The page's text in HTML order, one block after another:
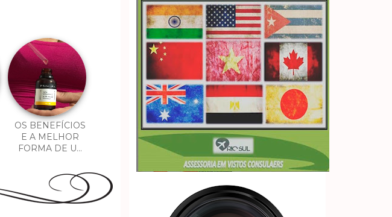
OS BENEFÍCIOS
E A MELHOR
FORMA DE U...